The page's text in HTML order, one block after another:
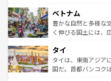
参照してほしい。
容にもいいと評判の
が味わえる
照してほしい。
き、地方に足を延ば
できる。そして、キ
まで、さまざまな韓
リティに包まれなが
覧を参照してほしい
ベトナム
豊かな自然と多様な
く伸びる国土には、
急速な発展と共に伝
ーチミン市のフラン
醸し出している。ま
タイ
タイは、東南アジア
国だ。首都バンコク